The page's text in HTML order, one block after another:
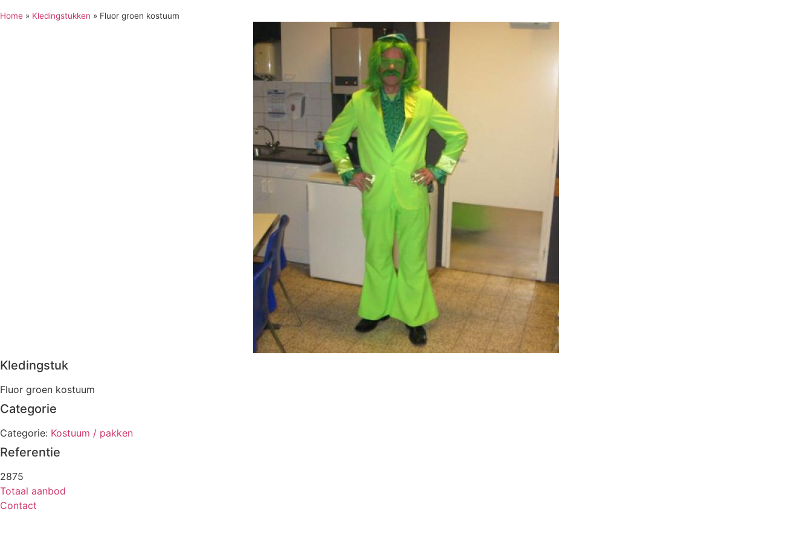
Home » Kledingstukken » Fluor groen kostuum
Kledingstuk
Fluor groen kostuum
Categorie
Categorie: Kostuum / pakken
Referentie
2875
Totaal aanbod
Contact